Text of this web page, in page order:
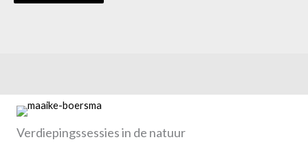
Verdiepingssessies in de natuur